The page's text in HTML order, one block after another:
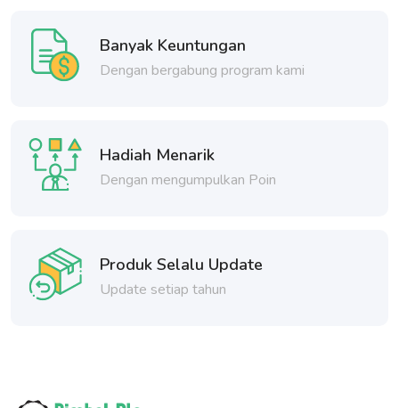
Banyak Keuntungan
Dengan bergabung program kami
Hadiah Menarik
Dengan mengumpulkan Poin
Produk Selalu Update
Update setiap tahun